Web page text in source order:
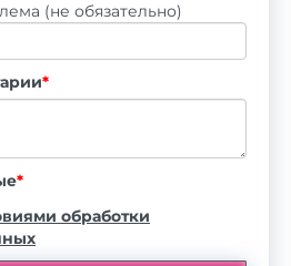
(не обязательно)
*
*
обработки